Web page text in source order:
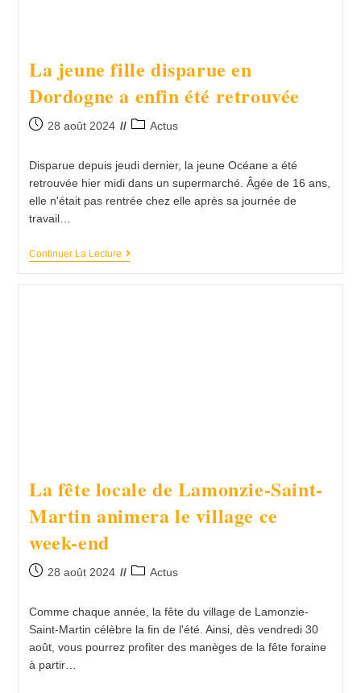
La jeune fille disparue en
Dordogne a enfin été retrouvée
28 août 2024 Actus
Disparue depuis jeudi dernier, la jeune Océane a été
retrouvée hier midi dans un supermarché. Âgée de 16 ans,
elle n'était pas rentrée chez elle après sa journée de
travail…
Continuer La Lecture
La fête locale de Lamonzie-Saint-
Martin animera le village ce
week-end
28 août 2024 Actus
Comme chaque année, la fête du village de Lamonzie-
Saint-Martin célèbre la fin de l'été. Ainsi, dès vendredi 30
août, vous pourrez profiter des manèges de la fête foraine
à partir…